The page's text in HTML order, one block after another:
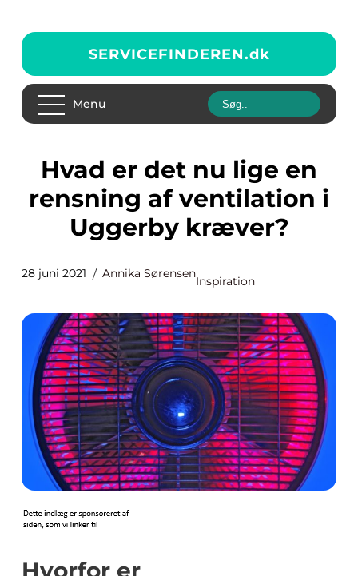
SERVICEFINDEREN.dk
Menu
Hvad er det nu lige en
rensning af ventilation i
Uggerby kræver?
28 juni 2021 Annika Sørensen
Inspiration
Hvorfor er